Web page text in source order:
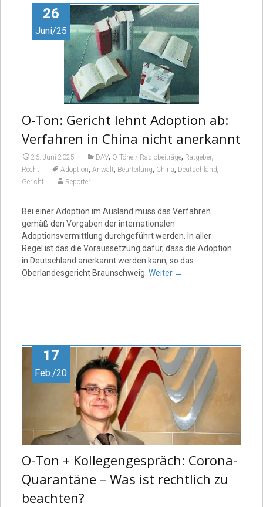
Video26
Juni/25
O-Ton: Gericht lehnt Adoption ab:
Verfahren in China nicht anerkannt
26. Juni 2025 DAV, O-Töne / Radiobeiträge, Ratgeber,
Recht Adoption, Anwalt, Beurteilung, China, Deutschland,
Gericht Reporter
Bei einer Adoption im Ausland muss das Verfahren
gemäß den Vorgaben der internationalen
Adoptionsvermittlung durchgeführt werden. In aller
Regel ist das die Voraussetzung dafür, dass die Adoption
in Deutschland anerkannt werden kann, so das
Oberlandesgericht Braunschweig. Weiter →
17
Feb./20
O-Ton + Kollegengespräch: Corona-
Quarantäne – Was ist rechtlich zu
beachten?